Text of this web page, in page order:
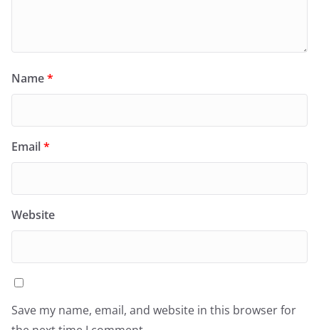
Name*
Email*
Website
Save my name, email, and website in this browser for